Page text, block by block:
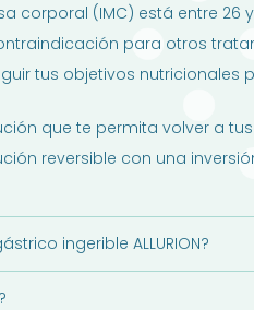
corporal (IMC) está entre 26
para otros
tus objetivos nutricionales
que te permita volver a
reversible con una
ingerible ALLURION?